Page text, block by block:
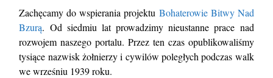
Zachęcamy do wspierania projektu Bohaterowie Bitwy Nad
Bzurą. Od siedmiu lat prowadzimy nieustanne prace nad
rozwojem naszego portalu. Przez ten czas opublikowaliśmy
tysiące nazwisk żołnierzy i cywilów poległych podczas walk
we wrześniu 1939 roku.